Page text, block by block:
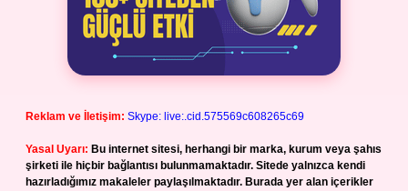
Reklam ve İletişim: Skype: live:.cid.575569c608265c69
Yasal Uyarı: Bu internet sitesi, herhangi bir marka, kurum veya şahıs
şirketi ile hiçbir bağlantısı bulunmamaktadır. Sitede yalnızca kendi
hazırladığımız makaleler paylaşılmaktadır. Burada yer alan içerikler